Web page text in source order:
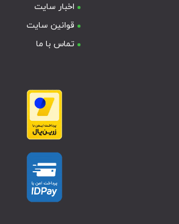
اخبار سایت
قوانین سایت
تماس با ما